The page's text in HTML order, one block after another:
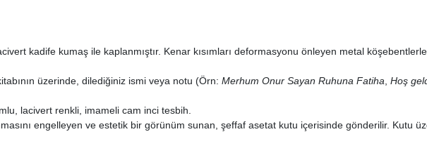
kadife kumaş ile kaplanmıştır. Kenar kısımları deformasyonu önleyen metal
üzerinde, dilediğiniz ismi veya notu (Örn:Merhum Onur Sayan Ruhuna Fatiha ,Hoş
lacivert renkli, imameli cam inci tesbih.
engelleyen ve estetik bir görünüm sunan, şeffaf asetat kutu içerisinde gönderilir. Kutu